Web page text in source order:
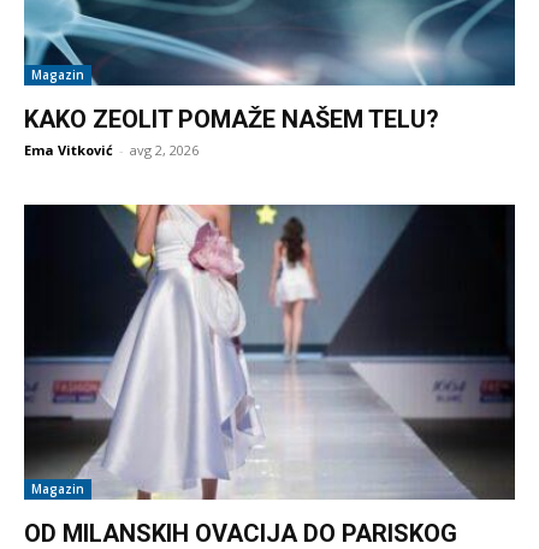
Magazin
KAKO ZEOLIT POMAŽE NAŠEM TELU?
Ema Vitković - avg 2, 2026
Magazin
OD MILANSKIH OVACIJA DO PARISKOG